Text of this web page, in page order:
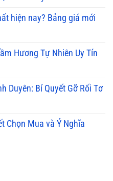
hiện nay? Bảng giá mới
Hương Tự Nhiên Uy Tín
Duyên: Bí Quyết Gỡ Rối Tơ
Chọn Mua và Ý Nghĩa